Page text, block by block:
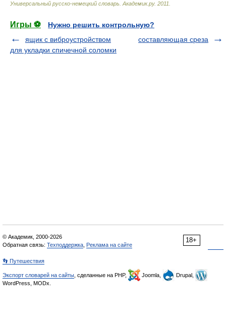
Универсальный русско-немецкий словарь Академик.ру. 2011
Игры ⚽
Нужно решить контрольную?
ящик с виброустройством
для укладки спичечной соломки
составляющая среза
18+
© Академик, 2000-2026
Обратная связь: Техподдержка Реклама на сайте
👣 Путешествия
Экспорт словарей на сайты , сделанные на PHP, Joomla,
Drupal,
WordPress, MODx.